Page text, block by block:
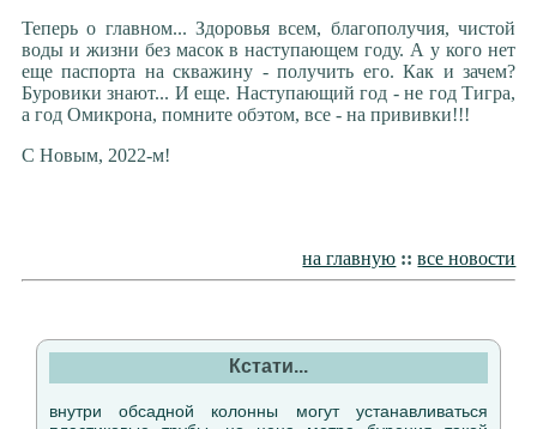
Теперь о главном... Здоровья всем, благополучия, чистой
воды и жизни без масок в наступающем году. А у кого нет
еще паспорта на скважину - получить его. Как и зачем?
Буровики знают... И еще. Наступающий год - не год Тигра,
а год Омикрона, помните обэтом, все - на прививки!!!
С Новым, 2022-м!
на главную :: все новости
Кстати...
внутри обсадной колонны могут устанавливаться